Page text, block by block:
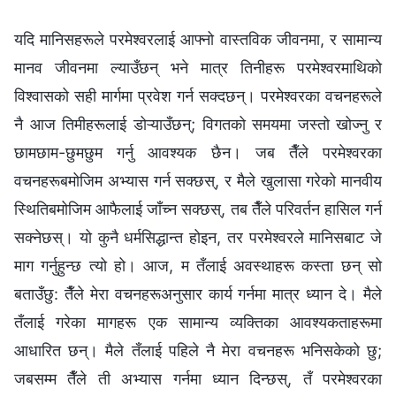
यदि मानिसहरूले परमेश्‍वरलाई आफ्नो वास्तविक जीवनमा, र सामान्य
मानव जीवनमा ल्याउँछन् भने मात्र तिनीहरू परमेश्‍वरमाथिको
विश्‍वासको सही मार्गमा प्रवेश गर्न सक्दछन्। परमेश्‍वरका वचनहरूले
नै आज तिमीहरूलाई डोऱ्याउँछन्; विगतको समयमा जस्तो खोज्नु र
छामछाम-छुमछुम गर्नु आवश्यक छैन। जब तैँले परमेश्‍वरका
वचनहरूबमोजिम अभ्यास गर्न सक्छस्, र मैले खुलासा गरेको मानवीय
स्थितिबमोजिम आफैलाई जाँच्न सक्छस्, तब तैँले परिवर्तन हासिल गर्न
सक्नेछस्। यो कुनै धर्मसिद्धान्त होइन, तर परमेश्‍वरले मानिसबाट जे
माग गर्नुहुन्छ त्यो हो। आज, म तँलाई अवस्थाहरू कस्ता छन् सो
बताउँछु: तैँले मेरा वचनहरूअनुसार कार्य गर्नमा मात्र ध्यान दे। मैले
तँलाई गरेका मागहरू एक सामान्य व्यक्तिका आवश्यकताहरूमा
आधारित छन्। मैले तँलाई पहिले नै मेरा वचनहरू भनिसकेको छु;
जबसम्म तैँले ती अभ्यास गर्नमा ध्यान दिन्छस्, तँ परमेश्‍वरका